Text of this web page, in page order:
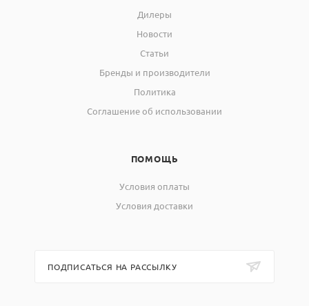
Дилеры
Новости
Статьи
Бренды и производители
Политика
Соглашение об использовании
ПОМОЩЬ
Условия оплаты
Условия доставки
ПОДПИСАТЬСЯ НА РАССЫЛКУ